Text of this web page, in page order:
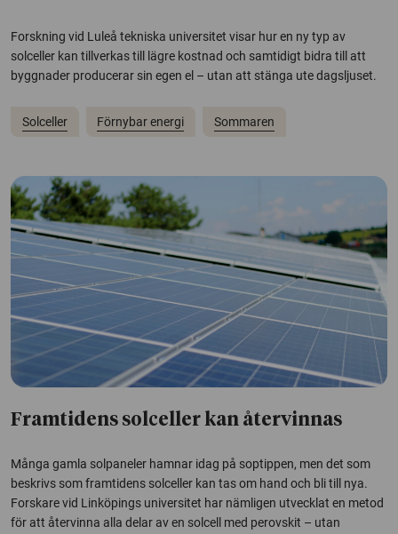
Forskning vid Luleå tekniska universitet visar hur en ny typ av
solceller kan tillverkas till lägre kostnad och samtidigt bidra till att
byggnader producerar sin egen el – utan att stänga ute dagsljuset.
Solceller Förnybar energi Sommaren
Framtidens solceller kan återvinnas
Många gamla solpaneler hamnar idag på soptippen, men det som
beskrivs som framtidens solceller kan tas om hand och bli till nya.
Forskare vid Linköpings universitet har nämligen utvecklat en metod
för att återvinna alla delar av en solcell med perovskit – utan